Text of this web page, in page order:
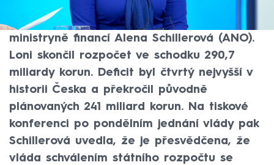
310 miliard korun. Návrh státního rozpočtu
v pondělí schválila vláda, uvedla na síti X
ministryně financí Alena Schillerová (ANO).
Loni skončil rozpočet ve schodku 290,7
miliardy korun. Deficit byl čtvrtý nejvyšší v
historii Česka a překročil původně
plánovaných 241 miliard korun. Na tiskové
konferenci po pondělním jednání vlády pak
Schillerová uvedla, že je přesvědčena, že
vláda schválením státního rozpočtu se